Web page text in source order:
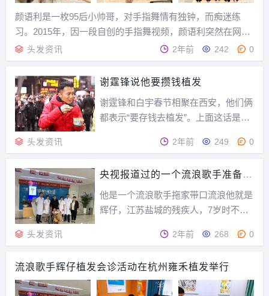
颜语利是一枚95后小帅哥，对手指舞情有独钟，而痴迷练
习。2015年，因一段自创的手指舞视频，颜语利突然在网络
上爆红，更因此登上了湖南卫视的《天天向上》和浙江卫视
的《中国梦想秀》等多个舞台。他有着灵巧的手指和帅气的
外表，明明可以“靠颜值吃饭”却有着精湛的手指...
头发资讯 2年前 242 0
谢霆锋说他要攒钱植发
谢霆锋和白宇春节相聚在西安，他们俩
都表示“要存钱去植发”。上面这话是一
《锋味》的预告词，节目是2月9日大年
的，以“名人植发”为噱头吸引观众。以
前电视节目以报料明星的小隐私取悦观
众，而现在拿植...
头发资讯 2年前 249 0
央视报道过的一个流浪歌手准备植
他是一个流浪歌手拖家带口流浪他就是
辉仔，江苏盐城的残疾人，7岁时不慎
疾，但他乐观面对生活，开过电器维修
子，也有孩子，但，妻子是一个袖珍女
人，身高只有90厘米，体重46斤，不能
头发资讯 2年前 268 0
流浪歌手辉仔植发会诊活动在杭州雍禾植发举行